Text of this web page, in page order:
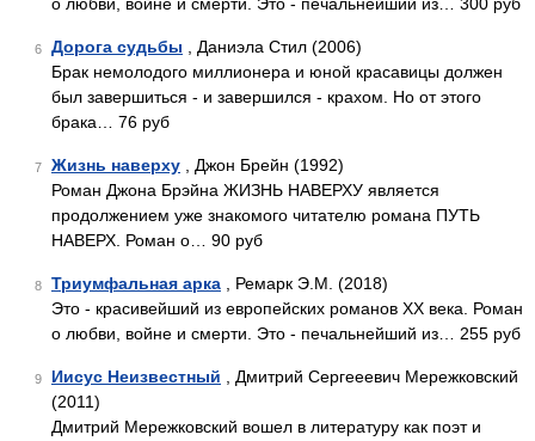
6 Дорога судьбы , Даниэла Стил (2006)
Брак немолодого миллионера и юной красавицы должен
был завершиться - и завершился - крахом. Но от этого
брака… 76 руб
7 Жизнь наверху , Джон Брейн (1992)
Роман Джона Брэйна ЖИЗНЬ НАВЕРХУ является
продолжением уже знакомого читателю романа ПУТЬ
НАВЕРХ. Роман о… 90 руб
8 Триумфальная арка , Ремарк Э.М. (2018)
Это - красивейший из европейских романов XX века. Роман
о любви, войне и смерти. Это - печальнейший из… 255 руб
9 Иисус Неизвестный , Дмитрий Сергееевич Мережковский
(2011)
Дмитрий Мережковский вошел в литературу как поэт и